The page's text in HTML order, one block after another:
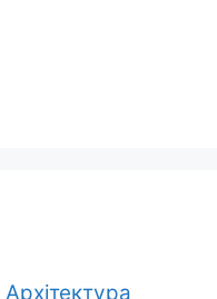
Архітектура